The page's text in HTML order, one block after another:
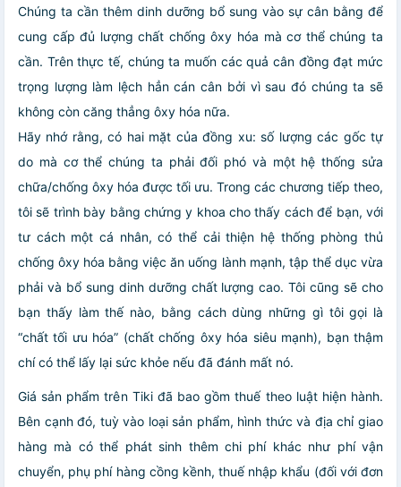
Chúng ta cần thêm dinh dưỡng bổ sung vào sự cân bằng để
cung cấp đủ lượng chất chống ôxy hóa mà cơ thể chúng ta
cần. Trên thực tế, chúng ta muốn các quả cân đồng đạt mức
trọng lượng làm lệch hẳn cán cân bởi vì sau đó chúng ta sẽ
không còn căng thẳng ôxy hóa nữa.
Hãy nhớ rằng, có hai mặt của đồng xu: số lượng các gốc tự
do mà cơ thể chúng ta phải đối phó và một hệ thống sửa
chữa/chống ôxy hóa được tối ưu. Trong các chương tiếp theo,
tôi sẽ trình bày bằng chứng y khoa cho thấy cách để bạn, với
tư cách một cá nhân, có thể cải thiện hệ thống phòng thủ
chống ôxy hóa bằng việc ăn uống lành mạnh, tập thể dục vừa
phải và bổ sung dinh dưỡng chất lượng cao. Tôi cũng sẽ cho
bạn thấy làm thế nào, bằng cách dùng những gì tôi gọi là
“chất tối ưu hóa” (chất chống ôxy hóa siêu mạnh), bạn thậm
chí có thể lấy lại sức khỏe nếu đã đánh mất nó.
Giá sản phẩm trên Tiki đã bao gồm thuế theo luật hiện hành.
Bên cạnh đó, tuỳ vào loại sản phẩm, hình thức và địa chỉ giao
hàng mà có thể phát sinh thêm chi phí khác như phí vận
chuyển, phụ phí hàng cồng kềnh, thuế nhập khẩu (đối với đơn